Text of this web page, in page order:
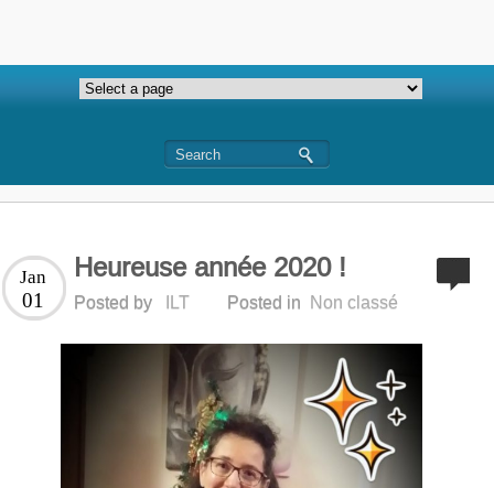
Heureuse année 2020 !
Jan
01 Posted by ILT Posted in Non classé